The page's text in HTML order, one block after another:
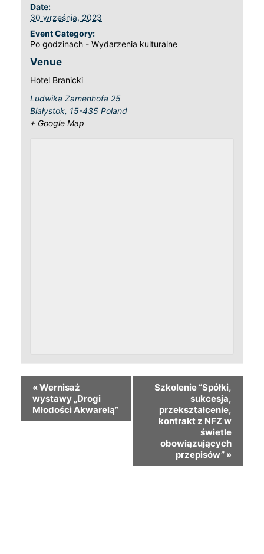
Date:
30 września, 2023
Event Category:
Po godzinach - Wydarzenia kulturalne
Venue
Hotel Branicki
Ludwika Zamenhofa 25
Białystok, 15-435 Poland
+ Google Map
«Wernisaż
wystawy „Drogi
Młodości Akwarelą”
Szkolenie “Spółki,
sukcesja,
przekształcenie,
kontrakt z NFZ w
świetle
obowiązujących
przepisów” »